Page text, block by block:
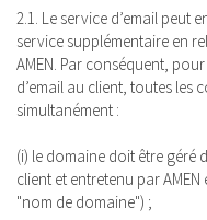
2.1. Le service d’email peut
service supplémentaire en
AMEN. Par conséquent,
d’email au client, toutes les
simultanément :
(i) le domaine doit être géré
client et entretenu par
"nom de domaine") ;